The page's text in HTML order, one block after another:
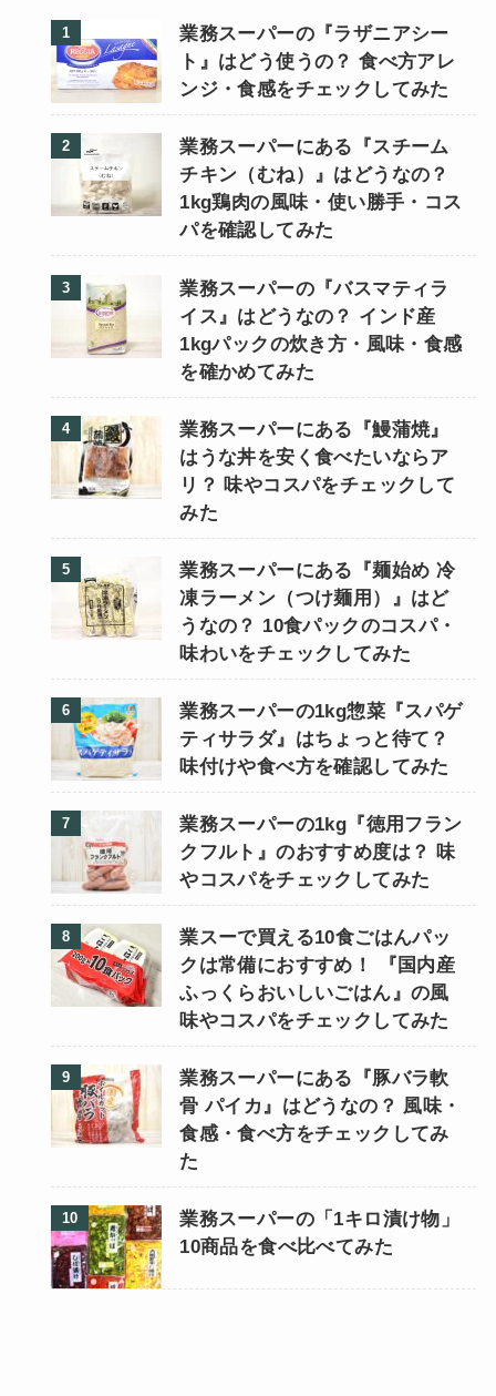
業務スーパーの『ラザニアシー
ト』はどう使うの？ 食べ方アレ
ンジ・食感をチェックしてみた
業務スーパーにある『スチーム
チキン（むね）』はどうなの？
1kg鶏肉の風味・使い勝手・コス
パを確認してみた
業務スーパーの『バスマティラ
イス』はどうなの？ インド産
1kgパックの炊き方・風味・食感
を確かめてみた
業務スーパーにある『鰻蒲焼』
はうな丼を安く食べたいならア
リ？ 味やコスパをチェックして
みた
業務スーパーにある『麺始め 冷
凍ラーメン（つけ麺用）』はど
うなの？ 10食パックのコスパ・
味わいをチェックしてみた
業務スーパーの1kg惣菜『スパゲ
ティサラダ』はちょっと待て？
味付けや食べ方を確認してみた
業務スーパーの1kg『徳用フラン
クフルト』のおすすめ度は？ 味
やコスパをチェックしてみた
業スーで買える10食ごはんパッ
クは常備におすすめ！ 『国内産
ふっくらおいしいごはん』の風
味やコスパをチェックしてみた
業務スーパーにある『豚バラ軟
骨 パイカ』はどうなの？ 風味・
食感・食べ方をチェックしてみ
た
業務スーパーの「1キロ漬け物」
10商品を食べ比べてみた